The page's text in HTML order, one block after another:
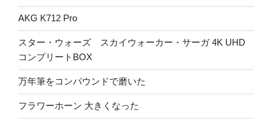
AKG K712 Pro
スター・ウォーズ スカイウォーカー・サーガ 4K UHD
コンプリートBOX
万年筆をコンパウンドで磨いた
フラワーホーン 大きくなった